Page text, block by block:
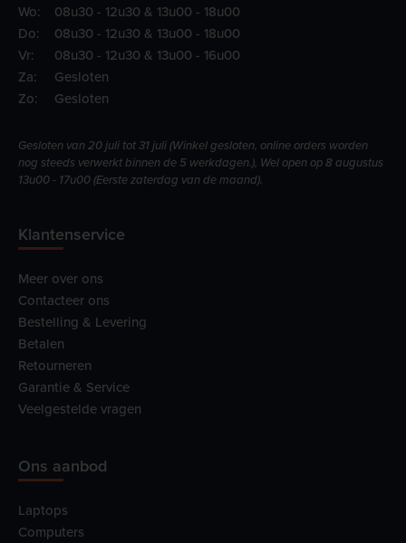
Wo:
08u30 - 12u30 & 13u00 - 18u00
Do:
08u30 - 12u30 & 13u00 - 18u00
Vr:
08u30 - 12u30 & 13u00 - 16u00
Za:
Gesloten
Zo:
Gesloten
Gesloten van 20 juli tot 31 juli (Winkel gesloten, online orders worden
nog steeds verwerkt binnen de 5 werkdagen.), Wel open op 8 augustus
13u00 - 17u00 (Eerste zaterdag van de maand).
Klantenservice
Meer over ons
Contacteer ons
Bestelling & Levering
Betalen
Retourneren
Garantie & Service
Veelgestelde vragen
Ons aanbod
Laptops
Computers